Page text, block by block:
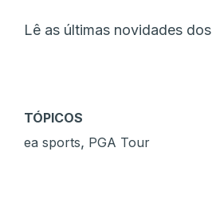
Lê as últimas novidades dos
TÓPICOS
ea sports, PGA Tour